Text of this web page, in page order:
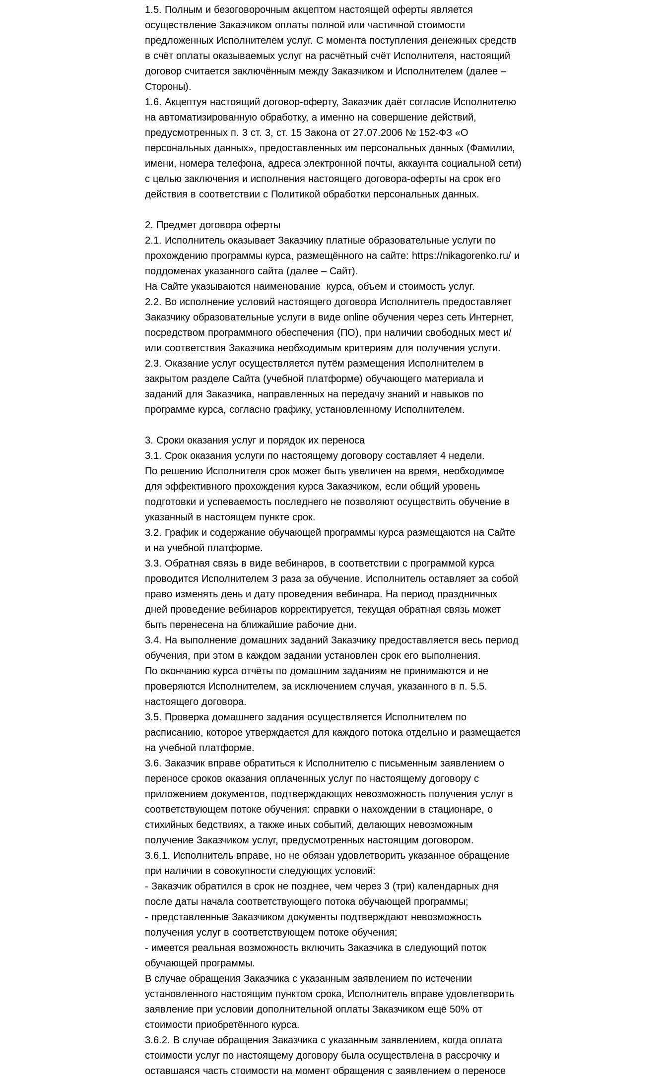
1.5. Полным и безоговорочным акцептом настоящей оферты является
осуществление Заказчиком оплаты полной или частичной стоимости
предложенных Исполнителем услуг. С момента поступления денежных средств
в счёт оплаты оказываемых услуг на расчётный счёт Исполнителя, настоящий
договор считается заключённым между Заказчиком и Исполнителем (далее –
Стороны).
1.6. Акцептуя настоящий договор-оферту, Заказчик даёт согласие Исполнителю
на автоматизированную обработку, а именно на совершение действий,
предусмотренных п. 3 ст. 3, ст. 15 Закона от 27.07.2006 № 152-ФЗ «О
персональных данных», предоставленных им персональных данных (Фамилии,
имени, номера телефона, адреса электронной почты, аккаунта социальной сети)
с целью заключения и исполнения настоящего договора-оферты на срок его
действия в соответствии с Политикой обработки персональных данных.
2. Предмет договора оферты
2.1. Исполнитель оказывает Заказчику платные образовательные услуги по
прохождению программы курса, размещённого на сайте: https://nikagorenko.ru/ и
поддоменах указанного сайта (далее – Сайт).
На Сайте указываются наименование курса, объем и стоимость услуг.
2.2. Во исполнение условий настоящего договора Исполнитель предоставляет
Заказчику образовательные услуги в виде online обучения через сеть Интернет,
посредством программного обеспечения (ПО), при наличии свободных мест и/
или соответствия Заказчика необходимым критериям для получения услуги.
2.3. Оказание услуг осуществляется путём размещения Исполнителем в
закрытом разделе Сайта (учебной платформе) обучающего материала и
заданий для Заказчика, направленных на передачу знаний и навыков по
программе курса, согласно графику, установленному Исполнителем.
3. Сроки оказания услуг и порядок их переноса
3.1. Срок оказания услуги по настоящему договору составляет 4 недели.
По решению Исполнителя срок может быть увеличен на время, необходимое
для эффективного прохождения курса Заказчиком, если общий уровень
подготовки и успеваемость последнего не позволяют осуществить обучение в
указанный в настоящем пункте срок.
3.2. График и содержание обучающей программы курса размещаются на Сайте
и на учебной платформе.
3.3. Обратная связь в виде вебинаров, в соответствии с программой курса
проводится Исполнителем 3 раза за обучение. Исполнитель оставляет за собой
право изменять день и дату проведения вебинара. На период праздничных
дней проведение вебинаров корректируется, текущая обратная связь может
быть перенесена на ближайшие рабочие дни.
3.4. На выполнение домашних заданий Заказчику предоставляется весь период
обучения, при этом в каждом задании установлен срок его выполнения.
По окончанию курса отчёты по домашним заданиям не принимаются и не
проверяются Исполнителем, за исключением случая, указанного в п. 5.5.
настоящего договора.
3.5. Проверка домашнего задания осуществляется Исполнителем по
расписанию, которое утверждается для каждого потока отдельно и размещается
на учебной платформе.
3.6. Заказчик вправе обратиться к Исполнителю с письменным заявлением о
переносе сроков оказания оплаченных услуг по настоящему договору с
приложением документов, подтверждающих невозможность получения услуг в
соответствующем потоке обучения: справки о нахождении в стационаре, о
стихийных бедствиях, а также иных событий, делающих невозможным
получение Заказчиком услуг, предусмотренных настоящим договором.
3.6.1. Исполнитель вправе, но не обязан удовлетворить указанное обращение
при наличии в совокупности следующих условий:
- Заказчик обратился в срок не позднее, чем через 3 (три) календарных дня
после даты начала соответствующего потока обучающей программы;
- представленные Заказчиком документы подтверждают невозможность
получения услуг в соответствующем потоке обучения;
- имеется реальная возможность включить Заказчика в следующий поток
обучающей программы.
В случае обращения Заказчика с указанным заявлением по истечении
установленного настоящим пунктом срока, Исполнитель вправе удовлетворить
заявление при условии дополнительной оплаты Заказчиком ещё 50% от
стоимости приобретённого курса.
3.6.2. В случае обращения Заказчика с указанным заявлением, когда оплата
стоимости услуг по настоящему договору была осуществлена в рассрочку и
оставшаяся часть стоимости на момент обращения с заявлением о переносе